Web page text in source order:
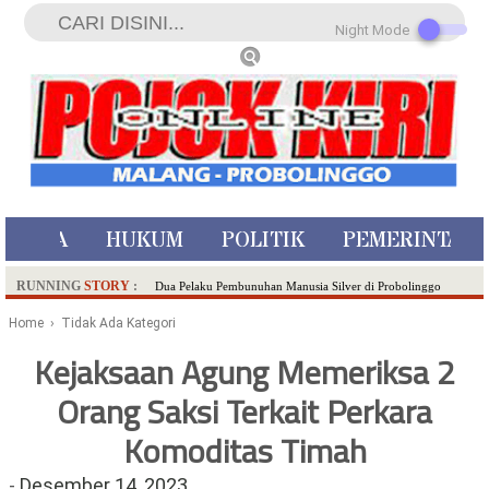
HUKUM POLITIK
RUNNING STORY : Dua Pelaku Pembunuhan Manusia Silver di Probolinggo
Literasi Melalui LASKAR JODA, Usung Filosofi Gelar Sehelai
Ambulance Dari Berbagai Daerah Padati Kota Wisata Batu
Hadirkan Tujuh Sapta Pesona Wisata di Amfiteater, Mikutopia
Buka Rekrutmen Karyawan,Berikut Kualifikasinya
Home › Tidak Ada Kategori
Kejaksaan Agung Memeriksa 2
Orang Saksi Terkait Perkara
Komoditas Timah
Night Mode